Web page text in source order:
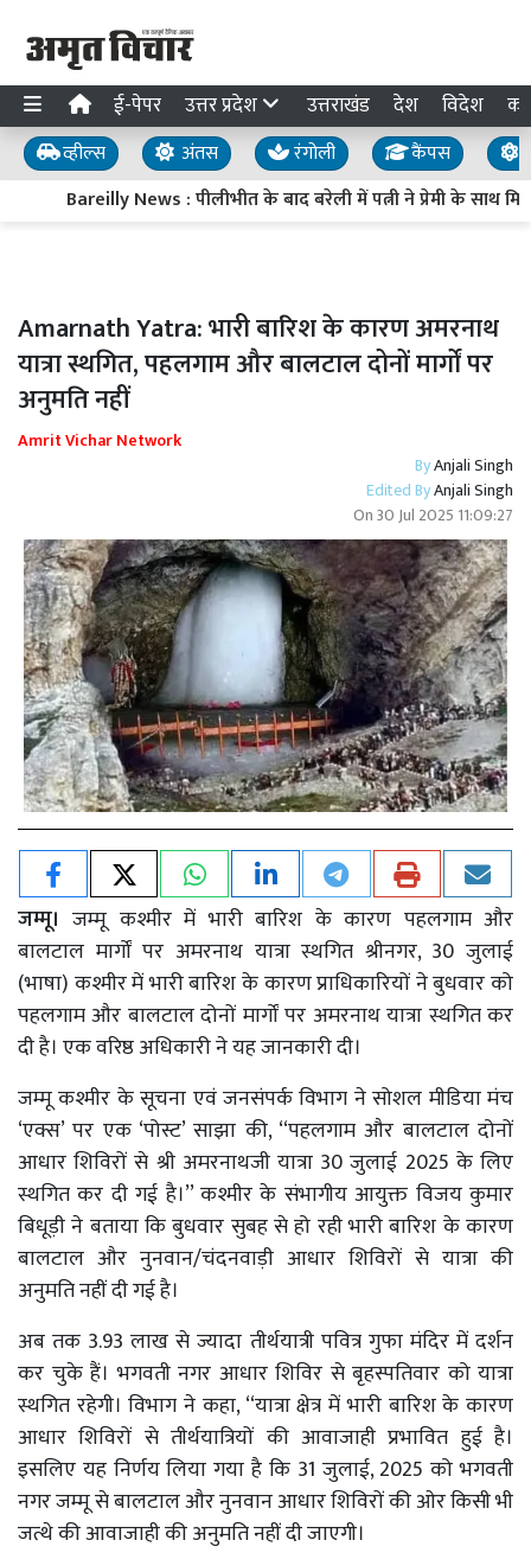
ई-पेपर उत्तर प्रदेश उत्तराखंड देश विदेश
व्हील्स अंतस रंगोली कैंपस
Bareilly News : पीलीभीत के बाद बरेली में पत्नी ने प्रेमी के साथ
Amarnath Yatra: भारी बारिश के कारण अमरनाथ
यात्रा स्थगित, पहलगाम और बालटाल दोनों मार्गों पर
अनुमति नहीं
Amrit Vichar Network
ByAnjali Singh
Edited ByAnjali Singh
On30 Jul 2025 11:09:27
जम्मू।जम्मू कश्मीर में भारी बारिश के कारण पहलगाम और
बालटाल मार्गों पर अमरनाथ यात्रा स्थगित श्रीनगर, 30 जुलाई
(भाषा) कश्मीर में भारी बारिश के कारण प्राधिकारियों ने बुधवार को
पहलगाम और बालटाल दोनों मार्गों पर अमरनाथ यात्रा स्थगित कर
दी है। एक वरिष्ठ अधिकारी ने यह जानकारी दी।
जम्मू कश्मीर के सूचना एवं जनसंपर्क विभाग ने सोशल मीडिया मंच
‘एक्स’ पर एक ‘पोस्ट’ साझा की, ‘‘पहलगाम और बालटाल दोनों
आधार शिविरों से श्री अमरनाथजी यात्रा 30 जुलाई 2025 के लिए
स्थगित कर दी गई है।’’ कश्मीर के संभागीय आयुक्त विजय कुमार
बिधूड़ी ने बताया कि बुधवार सुबह से हो रही भारी बारिश के कारण
बालटाल और नुनवान/चंदनवाड़ी आधार शिविरों से यात्रा की
अनुमति नहीं दी गई है।
अब तक 3.93 लाख से ज्यादा तीर्थयात्री पवित्र गुफा मंदिर में दर्शन
कर चुके हैं। भगवती नगर आधार शिविर से बृहस्पतिवार को यात्रा
स्थगित रहेगी। विभाग ने कहा, ‘‘यात्रा क्षेत्र में भारी बारिश के कारण
आधार शिविरों से तीर्थयात्रियों की आवाजाही प्रभावित हुई है।
इसलिए यह निर्णय लिया गया है कि 31 जुलाई, 2025 को भगवती
नगर जम्मू से बालटाल और नुनवान आधार शिविरों की ओर किसी भी
जत्थे की आवाजाही की अनुमति नहीं दी जाएगी।